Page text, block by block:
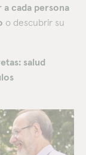
a cada persona
o descubrir su
salud